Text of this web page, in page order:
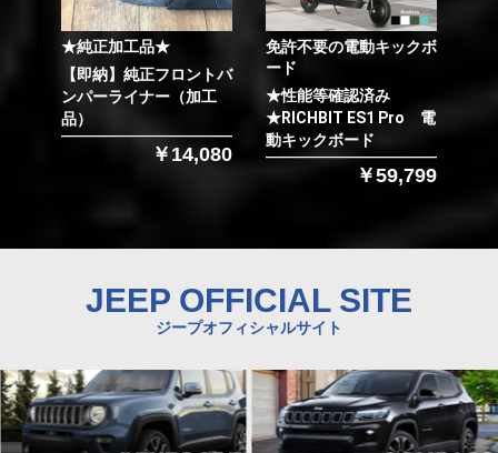
★純正加工品★
【即納】純正フロントバ
ンパーライナー（加工
品）
￥14,080
免許不要の電動キックボ
ード
★性能等確認済み
★RICHBIT ES1 Pro 電
動キックボード
￥59,799
JEEP OFFICIAL SITE
ジープオフィシャルサイト